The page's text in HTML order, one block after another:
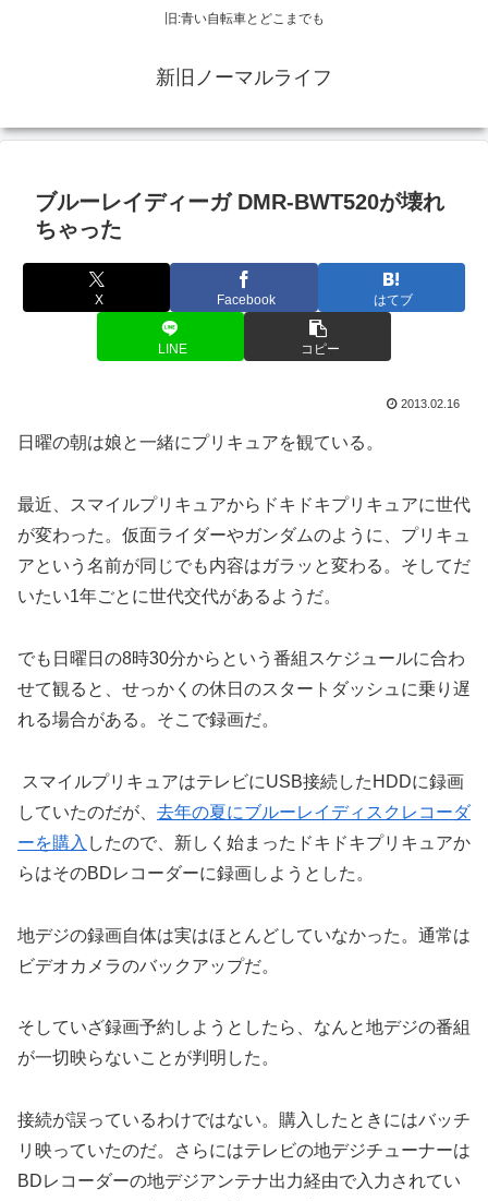
旧:青い自転車とどこまでも
新旧ノーマルライフ
ブルーレイディーガ DMR-BWT520が壊れ
ちゃった
X Facebook はてブ
LINE コピー
2013.02.16
日曜の朝は娘と一緒にプリキュアを観ている。
最近、スマイルプリキュアからドキドキプリキュアに世代
が変わった。仮面ライダーやガンダムのように、プリキュ
アという名前が同じでも内容はガラッと変わる。そしてだ
いたい1年ごとに世代交代があるようだ。
でも日曜日の8時30分からという番組スケジュールに合わ
せて観ると、せっかくの休日のスタートダッシュに乗り遅
れる場合がある。そこで録画だ。
スマイルプリキュアはテレビにUSB接続したHDDに録画
していたのだが、 去年の夏にブルーレイディスクレコーダ
ーを購入 したので、新しく始まったドキドキプリキュアか
らはそのBDレコーダーに録画しようとした。
地デジの録画自体は実はほとんどしていなかった。通常は
ビデオカメラのバックアップだ。
そしていざ録画予約しようとしたら、なんと地デジの番組
が一切映らないことが判明した。
接続が誤っているわけではない。購入したときにはバッチ
リ映っていたのだ。さらにはテレビの地デジチューナーは
BDレコーダーの地デジアンテナ出力経由で入力されてい